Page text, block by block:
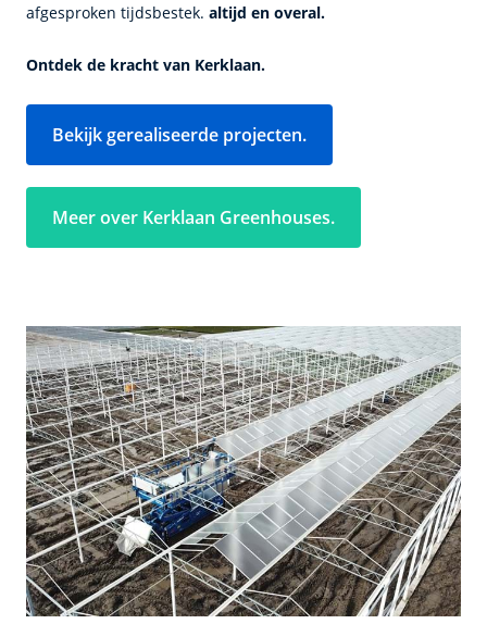
afgesproken tijdsbestek. altijd en overal.
Ontdek de kracht van Kerklaan.
Bekijk gerealiseerde projecten.
Meer over Kerklaan Greenhouses.